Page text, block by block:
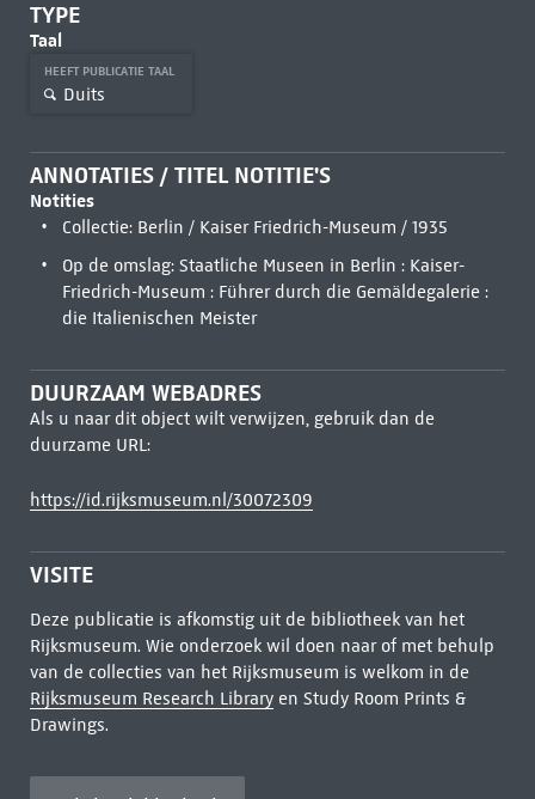
TYPE
Taal
HEEFT PUBLICATIE TAAL
Duits
ANNOTATIES / TITEL NOTITIE'S
Notities
Collectie: Berlin / Kaiser Friedrich-Museum / 1935
Op de omslag: Staatliche Museen in Berlin : Kaiser-
Friedrich-Museum : Führer durch die Gemäldegalerie :
die Italienischen Meister
DUURZAAM WEBADRES
Als u naar dit object wilt verwijzen, gebruik dan de
duurzame URL:
https://id.rijksmuseum.nl/30072309
VISITE
Deze publicatie is afkomstig uit de bibliotheek van het
Rijksmuseum. Wie onderzoek wil doen naar of met behulp
van de collecties van het Rijksmuseum is welkom in de
Rijksmuseum Research Libraryen Study Room Prints &
Drawings.